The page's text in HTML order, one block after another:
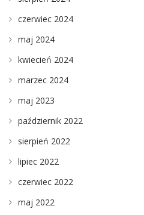
czerwiec 2024
maj 2024
kwiecień 2024
marzec 2024
maj 2023
październik 2022
sierpień 2022
lipiec 2022
czerwiec 2022
maj 2022